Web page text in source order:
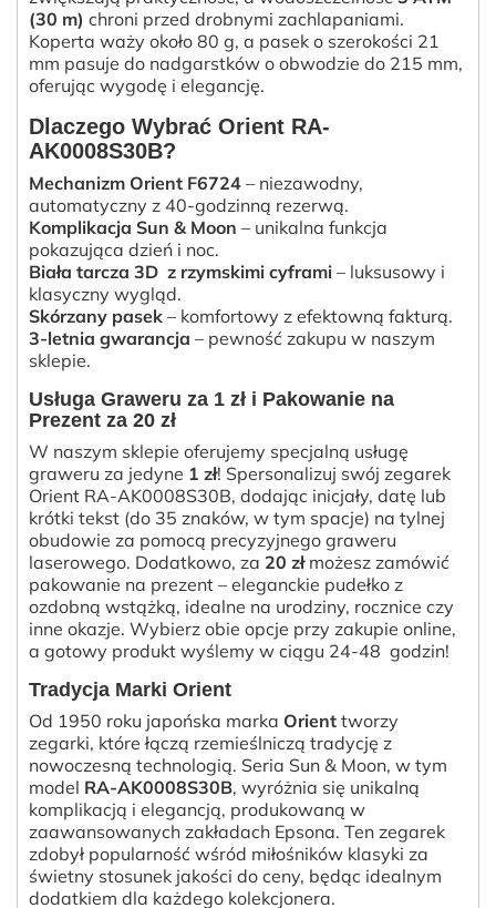
(30 m) chroni przed drobnymi zachlapaniami.
Koperta waży około 80 g, a pasek o szerokości 21
mm pasuje do nadgarstków o obwodzie do 215 mm,
oferując wygodę i elegancję.
Dlaczego Wybrać Orient RA-
AK0008S30B?
Mechanizm Orient F6724 – niezawodny,
automatyczny z 40-godzinną rezerwą.
Komplikacja Sun & Moon – unikalna funkcja
pokazująca dzień i noc.
Biała tarcza 3D z rzymskimi cyframi – luksusowy i
klasyczny wygląd.
Skórzany pasek – komfortowy z efektowną fakturą.
3-letnia gwarancja – pewność zakupu w naszym
sklepie.
Usługa Graweru za 1 zł i Pakowanie na
Prezent za 20 zł
W naszym sklepie oferujemy specjalną usługę
graweru za jedyne 1 zł! Spersonalizuj swój zegarek
Orient RA-AK0008S30B, dodając inicjały, datę lub
krótki tekst (do 35 znaków, w tym spacje) na tylnej
obudowie za pomocą precyzyjnego graweru
laserowego. Dodatkowo, za 20 złmożesz zamówić
pakowanie na prezent – eleganckie pudełko z
ozdobną wstążką, idealne na urodziny, rocznice czy
inne okazje. Wybierz obie opcje przy zakupie online,
a gotowy produkt wyślemy w ciągu 24-48 godzin!
Tradycja Marki Orient
Od 1950 roku japońska marka Orient tworzy
zegarki, które łączą rzemieślniczą tradycję z
nowoczesną technologią. Seria Sun & Moon, w tym
model RA-AK0008S30B, wyróżnia się unikalną
komplikacją i elegancją, produkowaną w
zaawansowanych zakładach Epsona. Ten zegarek
zdobył popularność wśród miłośników klasyki za
świetny stosunek jakości do ceny, będąc idealnym
dodatkiem dla każdego kolekcjonera.